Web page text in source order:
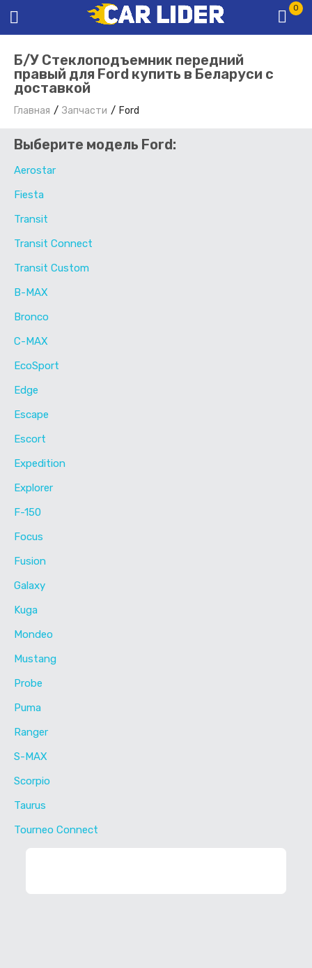
0
Б/У Стеклоподъемник передний
правый для Ford купить в Беларуси с
доставкой
Главная Запчасти Ford
Выберите модель Ford:
Aerostar
Fiesta
Transit
Transit Connect
Transit Custom
B-MAX
Bronco
C-MAX
EcoSport
Edge
Escape
Escort
Expedition
Explorer
F-150
Focus
Fusion
Galaxy
Kuga
Mondeo
Mustang
Probe
Puma
Ranger
S-MAX
Scorpio
Taurus
Tourneo Connect